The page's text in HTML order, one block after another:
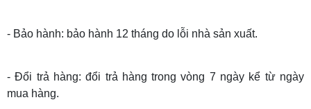
- Bảo hành: bảo hành 12 tháng do lỗi nhà sản xuất.
- Đổi trả hàng: đổi trả hàng trong vòng 7 ngày kể từ ngày
mua hàng.